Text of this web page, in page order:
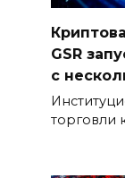
GSR
с
торговли